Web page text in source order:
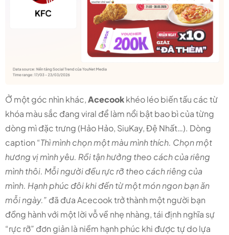
Ở một góc nhìn khác,Acecookkhéo léo biến tấu các từ
khóa màu sắc đang viral để làm nổi bật bao bì của từng
dòng mì đặc trưng (Hảo Hảo, SiuKay, Đệ Nhất…). Dòng
caption “Thì mình chọn một màu mình thích. Chọn một
hương vị mình yêu. Rồi tận hưởng theo cách của riêng
mình thôi. Mỗi người đều rực rỡ theo cách riêng của
mình. Hạnh phúc đôi khi đến từ một món ngon bạn ăn
mỗi ngày.” đã đưa Acecook trở thành một người bạn
đồng hành với một lời vỗ về nhẹ nhàng, tái định nghĩa sự
“rực rỡ” đơn giản là niềm hạnh phúc khi được tự do lựa